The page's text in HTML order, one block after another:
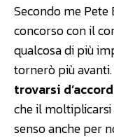
Secondo me
concorso con il
qualcosa di più
tornerò più
trovarsi
che il
senso anche per